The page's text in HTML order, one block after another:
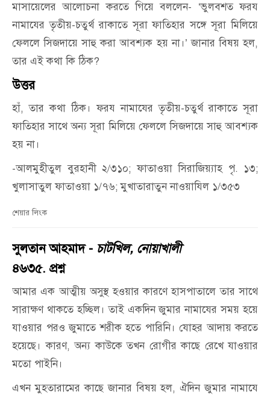
মাসায়েলের আলোচনা করতে গিয়ে বললেন- ‘ভুলবশত ফরয
নামাযের তৃতীয়-চতুর্থ রাকাতে সূরা ফাতিহার সঙ্গে সূরা মিলিয়ে
ফেললে সিজদায়ে সাহু করা আবশ্যক হয় না।’ জানার বিষয় হল,
তার এই কথা কি ঠিক?
উত্তর
হাঁ, তার কথা ঠিক। ফরয নামাযের তৃতীয়-চতুর্থ রাকাতে সূরা
ফাতিহার সাথে অন্য সূরা মিলিয়ে ফেললে সিজদায়ে সাহু আবশ্যক
হয় না।
-আলমুহীতুল বুরহানী ২/৩১০; ফাতাওয়া সিরাজিয়্যাহ পৃ. ১৩;
খুলাসাতুল ফাতাওয়া ১/৭৬; মুখাতারাতুন নাওয়াযিল ১/৩৫৩
শেয়ার লিংক
সুলতান আহমাদ - চাটখিল, নোয়াখালী
৪৬৩৫. প্রশ্ন
আমার এক আত্মীয় অসুস্থ হওয়ার কারণে হাসপাতালে তার সাথে
সারাক্ষণ থাকতে হচ্ছিল। তাই একদিন জুমার নামাযের সময় হয়ে
যাওয়ার পরও জুমাতে শরীক হতে পারিনি। যোহর আদায় করতে
হয়েছে। কারণ, অন্য কাউকে তখন রোগীর কাছে রেখে যাওয়ার
মতো পাইনি।
এখন মুহতারামের কাছে জানার বিষয় হল, ঐদিন জুমার নামাযে